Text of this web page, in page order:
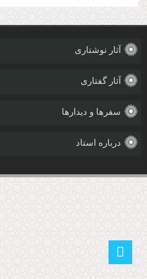
آثار نوشتاری
آثار گفتاری
سفرها و دیدارها
درباره استاد